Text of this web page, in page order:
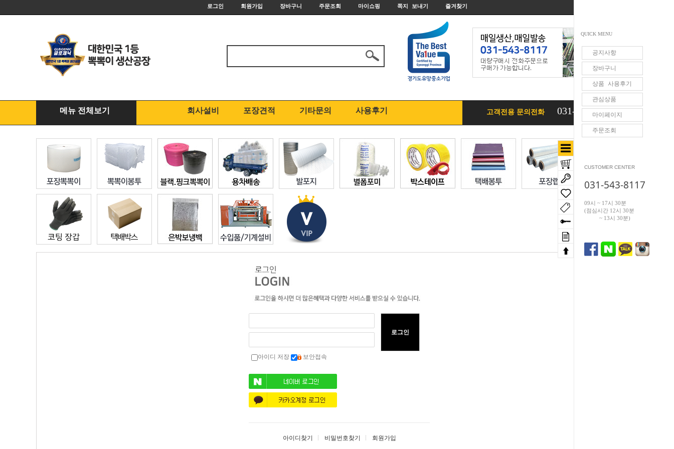
로그인 회원가입 장바구니 주문조회 마이쇼핑 쪽지 보내기 즐겨찾기
메뉴 전체보기 회사설비 포장견적 기타문의 사용후기 고객전용 문의전화 031-543-8117
아이디 저장 보안접속
로그인
아이디찾기 비밀번호찾기 회원가입
QUICK MENU
공지사항
장바구니
상품 사용후기
관심상품
마이페이지
주문조회
CUSTOMER CENTER
031-543-8117
09시 ~ 17시 30분
(점심시간 12시 30분
~ 13시 30분)